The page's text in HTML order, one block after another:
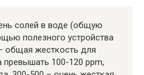
солей в воде (общую
полезного устройства
общая жесткость для
100-120 ppm,